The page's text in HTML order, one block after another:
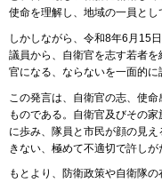
使命を理解し、地域の一員とし
しかしながら、令和8年6月15
議員から、自衛官を志す若者
官になる、ならないを一面的に
この発言は、自衛官の志、使
ものである。自衛官及びその
に歩み、隊員と市民が顔の見
きない、極めて不適切で許しが
もとより、防衛政策や自衛隊